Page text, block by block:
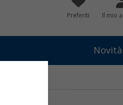
Preferiti Il mio
Novità
Pro 2 pezzi